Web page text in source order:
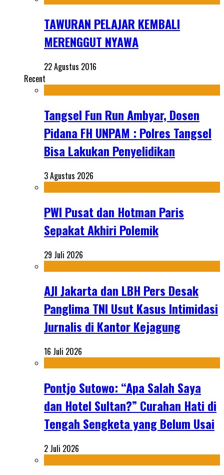
TAWURAN PELAJAR KEMBALI
MERENGGUT NYAWA
22 Agustus 2016
Recent
Tangsel Fun Run Ambyar, Dosen
Pidana FH UNPAM : Polres Tangsel
Bisa Lakukan Penyelidikan
3 Agustus 2026
PWI Pusat dan Hotman Paris
Sepakat Akhiri Polemik
29 Juli 2026
AJI Jakarta dan LBH Pers Desak
Panglima TNI Usut Kasus Intimidasi
Jurnalis di Kantor Kejagung
16 Juli 2026
Pontjo Sutowo: “Apa Salah Saya
dan Hotel Sultan?” Curahan Hati di
Tengah Sengketa yang Belum Usai
2 Juli 2026